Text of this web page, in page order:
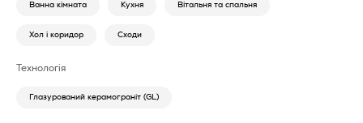
Ванна кімната Кухня Вітальня та спальня
Хол і коридор Сходи
Технологія
Глазурований керамограніт (GL)